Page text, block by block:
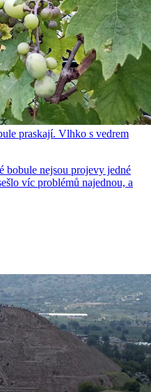
praskají. Vlhko s vedrem
bobule nejsou projevy jedné
víc problémů najednou, a